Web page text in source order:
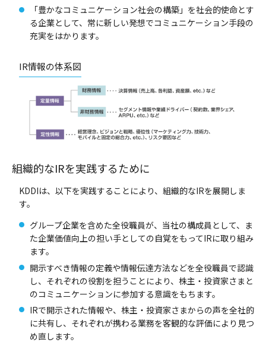
「豊かなコミュニケーション社会の構築」を社会的使命とす
る企業として、常に新しい発想でコミュニケーション手段の
充実をはかります。
IR情報の体系図
組織的なIRを実践するために
KDDIは、以下を実践することにより、組織的なIRを展開しま
す。
グループ企業を含めた全役職員が、当社の構成員として、ま
た企業価値向上の担い手としての自覚をもってIRに取り組み
ます。
開示すべき情報の定義や情報伝達方法などを全役職員で認識
し、それぞれの役割を担うことにより、株主・投資家さまと
のコミュニケーションに参加する意識をもちます。
IRで開示された情報や、株主・投資家さまからの声を全社的
に共有し、それぞれが携わる業務を客観的な評価により見つ
め直します。